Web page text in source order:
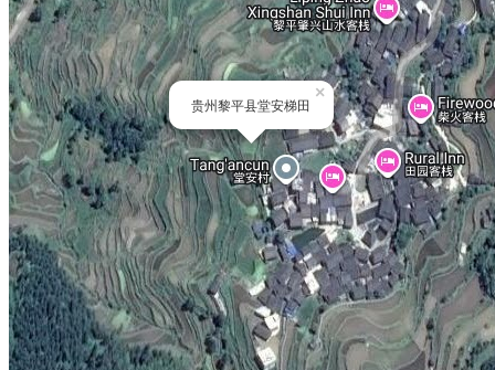
贵州黎平县堂安梯田
×